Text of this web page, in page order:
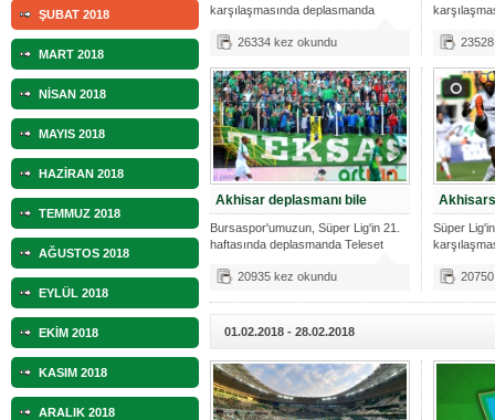
10.04.2023 14:44 |Hoş geldin Göktuğ Bebek!
30.12.2022 18:00 |Hoş geldin Kadir Kağan Bebek!
11.11.2025 14:13 |Hoş geldin Ertuğrul Bebek!
12.10.2025 17:30 |MUTLULUKLAR SİNAN SILACI
Hoş geldin Kerem Bebek!
Hoş geldin Aslan bebek!
03.01.2024 19:09 |Hoş geldin Güneş bebek!
ŞUBAT 2018
MART 2018
NİSAN 2018
MAYIS 2018
HAZİRAN 2018
TEMMUZ 2018
AĞUSTOS 2018
EYLÜL 2018
EKİM 2018
KASIM 2018
ARALIK 2018
karşılaşmasında deplasmanda
26334 kez okundu
Akhisar deplasmanı bile
Bursaspor'umuzun, Süper Lig'in 21.
haftasında deplasmanda Teleset
20935 kez okundu
Süper
01.02.2018 - 28.02.2018